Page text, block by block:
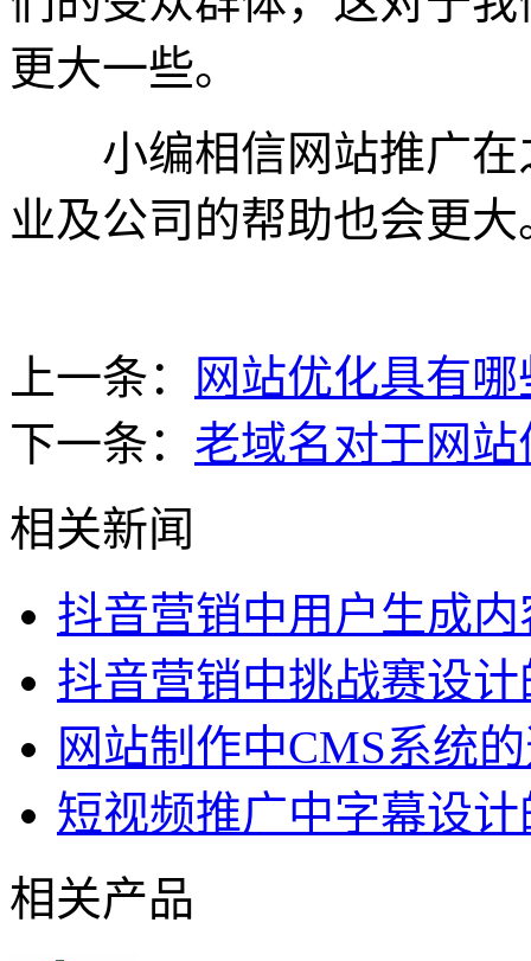
更大一些。
小编相信网站推广在
业及公司的帮助也会更大
上一条：
网站优化具有
下一条： 老域名对于网
相关新闻
抖音营销中用户生成
抖音营销中挑战赛设
网站制作中CMS系统
短视频推广中字幕设
相关产品